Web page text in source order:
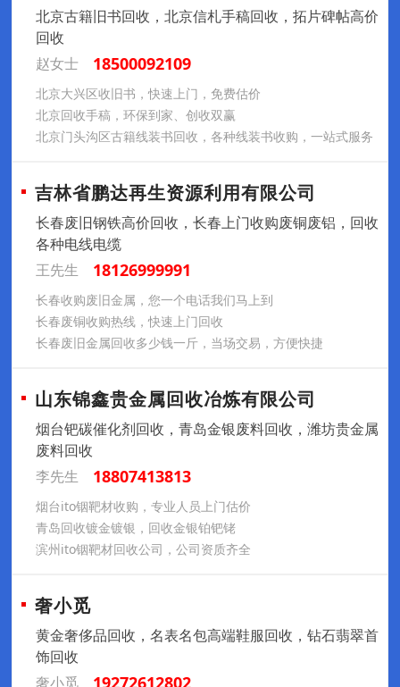
北京古籍旧书回收，北京信札手稿回收，拓片碑帖高价
回收
赵女士
18500092109
北京大兴区收旧书，快速上门，免费估价
北京回收手稿，环保到家、创收双赢
北京门头沟区古籍线装书回收，各种线装书收购，一站式服务
吉林省鹏达再生资源利用有限公司
长春废旧钢铁高价回收，长春上门收购废铜废铝，回收
各种电线电缆
王先生
18126999991
长春收购废旧金属，您一个电话我们马上到
长春废铜收购热线，快速上门回收
长春废旧金属回收多少钱一斤，当场交易，方便快捷
山东锦鑫贵金属回收冶炼有限公司
烟台钯碳催化剂回收，青岛金银废料回收，潍坊贵金属
废料回收
李先生
18807413813
烟台ito铟靶材收购，专业人员上门估价
青岛回收镀金镀银，回收金银铂钯铑
滨州ito铟靶材回收公司，公司资质齐全
奢小觅
黄金奢侈品回收，名表名包高端鞋服回收，钻石翡翠首
饰回收
奢小觅
19272612802